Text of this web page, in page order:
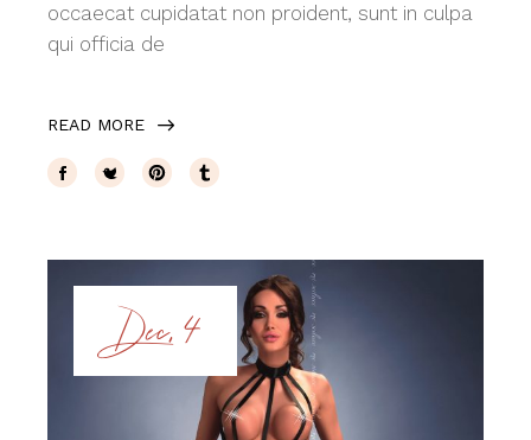
occaecat cupidatat non proident, sunt in culpa
qui officia de
READ MORE
Dec, 4